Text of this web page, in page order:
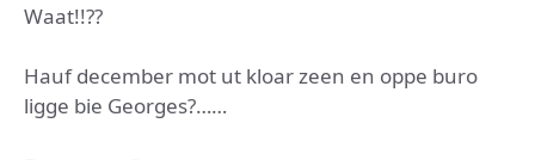
Waat!!??
Hauf december mot ut kloar zeen en oppe buro
ligge bie Georges?……